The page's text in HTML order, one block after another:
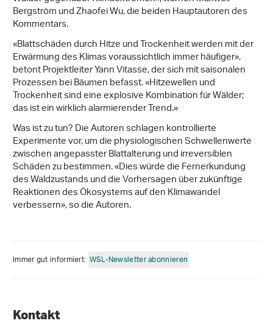
Bergström und Zhaofei Wu, die beiden Hauptautoren des
Kommentars.
«Blattschäden durch Hitze und Trockenheit werden mit der
Erwärmung des Klimas voraussichtlich immer häufiger»,
betont Projektleiter Yann Vitasse, der sich mit saisonalen
Prozessen bei Bäumen befasst. «Hitzewellen und
Trockenheit sind eine explosive Kombination für Wälder;
das ist ein wirklich alarmierender Trend.»
Was ist zu tun? Die Autoren schlagen kontrollierte
Experimente vor, um die physiologischen Schwellenwerte
zwischen angepasster Blattalterung und irreversiblen
Schäden zu bestimmen. «Dies würde die Fernerkundung
des Waldzustands und die Vorhersagen über zukünftige
Reaktionen des Ökosystems auf den Klimawandel
verbessern», so die Autoren.
Immer gut informiert: WSL-Newsletter abonnieren
Kontakt